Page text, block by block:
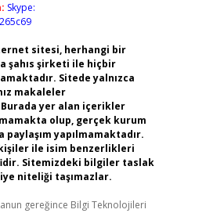
Skype:
sitesi, herhangi bir
şahıs şirketi ile hiçbir
Sitede yalnızca
makaleler
Burada yer alan içerikler
olup, gerçek kurum
paylaşım yapılmamaktadır.
ile isim benzerlikleri
Sitemizdeki bilgiler taslak
niteliği taşımazlar.
gereğince Bilgi Teknolojileri